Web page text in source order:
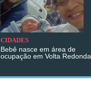
CIDADES
Bebê nasce em área de
ocupação em Volta Redonda